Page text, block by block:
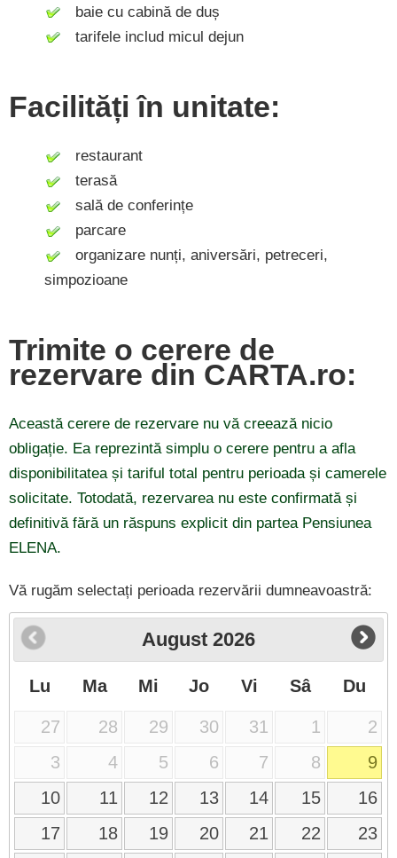
baie cu cabină de duș
tarifele includ micul dejun
Facilități în unitate:
restaurant
terasă
sală de conferințe
parcare
organizare nunți, aniversări, petreceri,
simpozioane
Trimite o cerere de
rezervare din CARTA.ro:
Această cerere de rezervare nu vă creează nicio
obligație. Ea reprezintă simplu o cerere pentru a afla
disponibilitatea și tariful total pentru perioada și camerele
solicitate. Totodată, rezervarea nu este confirmată și
definitivă fără un răspuns explicit din partea Pensiunea
ELENA.
Vă rugăm selectați perioada rezervării dumneavoastră:
August 2026
Lu Ma Mi Jo Vi Sâ Du
27 28 29 30 31 1
2
3
4 5 6 7 8
9
10
11 12 13 14 15
16
17
18 19 20 21 22
23